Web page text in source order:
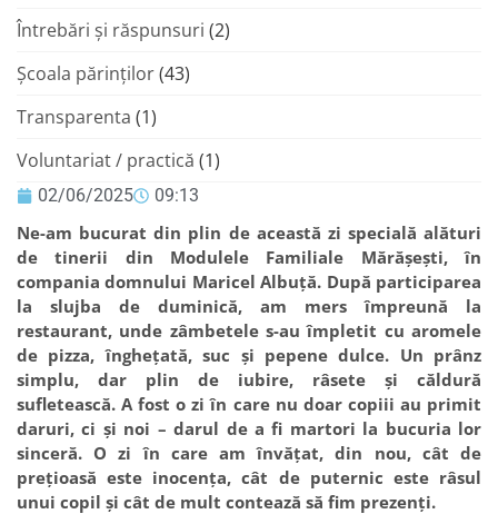
02/06/2025 09:13
Ne-am bucurat din plin de această zi specială alături
de tinerii din Modulele Familiale Mărășești, în
compania domnului Maricel Albuță. După participarea
la slujba de duminică, am mers împreună la
restaurant, unde zâmbetele s-au împletit cu aromele
de pizza, înghețată, suc și pepene dulce. Un prânz
simplu, dar plin de iubire, râsete și căldură
sufletească. A fost o zi în care nu doar copiii au primit
daruri, ci și noi – darul de a fi martori la bucuria lor
sinceră. O zi în care am învățat, din nou, cât de
prețioasă este inocența, cât de puternic este râsul
unui copil și cât de mult contează să fim prezenți.
Întrebări și răspunsuri (2)
Şcoala părinţilor(43)
Transparenta (1)
Voluntariat / practică (1)